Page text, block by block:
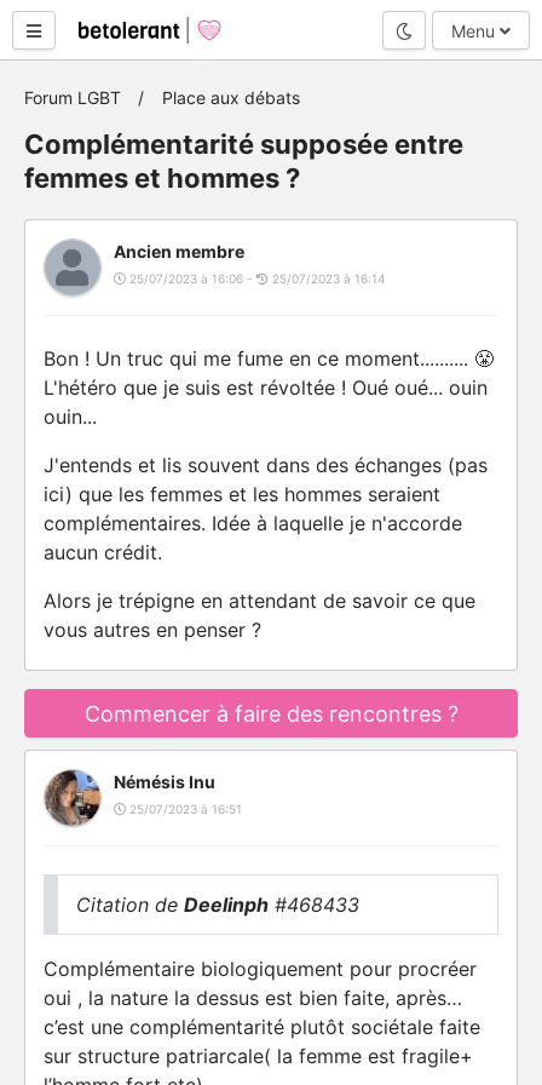
Mode nuit
Menu
Forum LGBT Place aux débats
Complémentarité supposée entre
femmes et hommes ?
Ancien membre
25/07/2023 à 16:06 - 25/07/2023 à 16:14
Bon ! Un truc qui me fume en ce moment.......... 😤
L'hétéro que je suis est révoltée ! Oué oué... ouin
ouin...
J'entends et lis souvent dans des échanges (pas
ici) que les femmes et les hommes seraient
complémentaires. Idée à laquelle je n'accorde
aucun crédit.
Alors je trépigne en attendant de savoir ce que
vous autres en penser ?
Commencer à faire des rencontres ?
Némésis Inu
25/07/2023 à 16:51
Citation de Deelinph #468433
Complémentaire biologiquement pour procréer
oui , la nature la dessus est bien faite, après…
c’est une complémentarité plutôt sociétale faite
sur structure patriarcale( la femme est fragile+